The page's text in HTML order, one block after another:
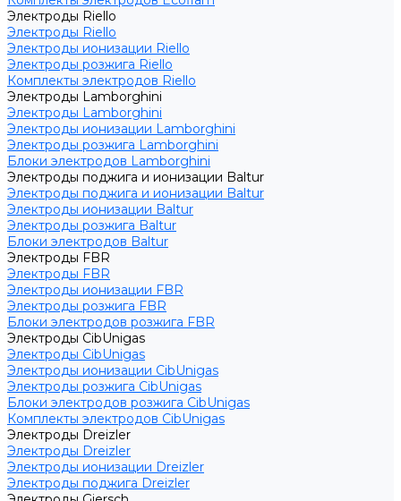
Электроды Riello
Электроды Riello
Электроды ионизации Riello
Электроды розжига Riello
Комплекты электродов Riello
Электроды Lamborghini
Электроды Lamborghini
Электроды ионизации Lamborghini
Электроды розжига Lamborghini
Блоки электродов Lamborghini
Электроды поджига и ионизации Baltur
Электроды поджига и ионизации Baltur
Электроды ионизации Baltur
Электроды розжига Baltur
Блоки электродов Baltur
Электроды FBR
Электроды FBR
Электроды ионизации FBR
Электроды розжига FBR
Блоки электродов розжига FBR
Электроды CibUnigas
Электроды CibUnigas
Электроды ионизации CibUnigas
Электроды розжига CibUnigas
Блоки электродов розжига CibUnigas
Комплекты электродов CibUnigas
Электроды Dreizler
Электроды Dreizler
Электроды ионизации Dreizler
Электроды поджига Dreizler